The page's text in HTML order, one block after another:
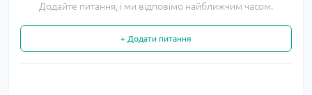
Додайте питання, і ми відповімо найближчим часом.
+ Додати питання